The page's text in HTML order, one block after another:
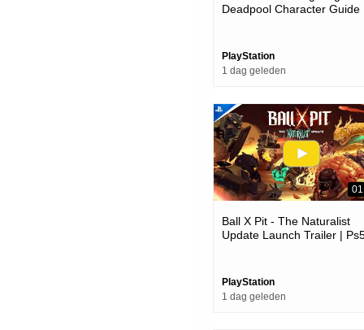
Deadpool Character Guide
PlayStation
1 dag geleden
Ball X Pit - The Naturalist
Update Launch Trailer |
PlayStation
1 dag geleden